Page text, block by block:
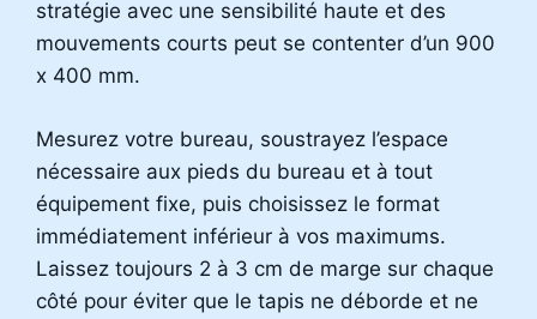
stratégie avec une sensibilité haute et des
mouvements courts peut se contenter d’un 900
x 400 mm.
Mesurez votre bureau, soustrayez l’espace
nécessaire aux pieds du bureau et à tout
équipement fixe, puis choisissez le format
immédiatement inférieur à vos maximums.
Laissez toujours 2 à 3 cm de marge sur chaque
côté pour éviter que le tapis ne déborde et ne